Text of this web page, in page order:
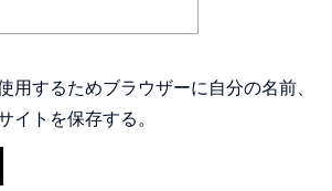
用するためブラウザーに自分の名前、
イトを保存する。